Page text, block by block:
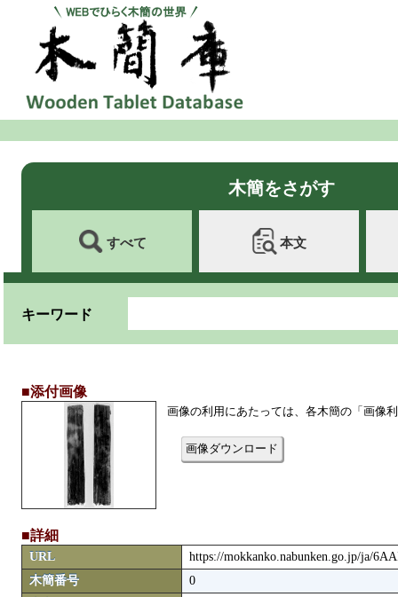
木簡をさがす
すべて 本文
キーワード
■添付画像
画像の利用にあたっては、各木簡の「画像
画像ダウンロード
■詳細
URL
https://mokkanko.nabunken.go.jp/ja/
木簡番号
0